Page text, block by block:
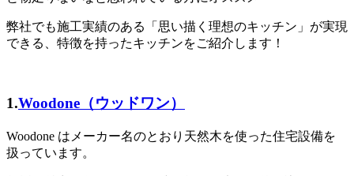
弊社でも施工実績のある「思い描く理想のキッチン」が実現
できる、特徴を持ったキッチンをご紹介します！
1.Woodone（ウッドワン）
Woodone はメーカー名のとおり天然木を使った住宅設備を
扱っています。